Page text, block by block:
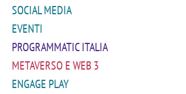
SOCIAL MEDIA
EVENTI
PROGRAMMATIC ITALIA
METAVERSO E WEB 3
ENGAGE PLAY